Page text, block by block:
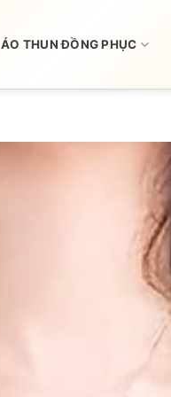
ÁO THUN ĐỒNG PHỤC